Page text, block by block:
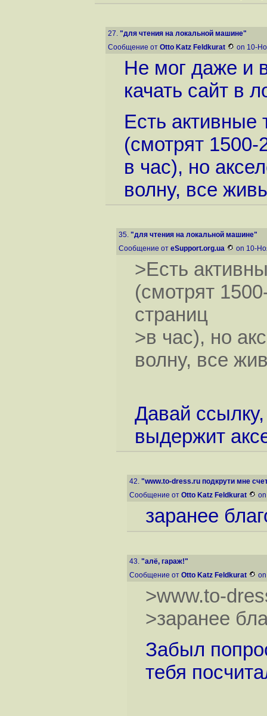
27. "для чтения на локальной машине"
Сообщение от Otto Katz Feldkurat on 10-
Не мог даже и
качать сайт в
Есть
(смотрят
в час), но
волну, все
35. "для чтения на локальной машине"
Сообщение от eSupport.org.ua on 10-
>Есть
(смотрят
страниц
>в час), но
волну, все
Давай
выдержит
42. "www.to-dress.ru подкрути мне
Сообщение от Otto Katz Feldkurat
заранее
43. "алё, гараж!"
Сообщение от Otto Katz Feldkurat
>www.to-
>заранее
Забыл
тебя